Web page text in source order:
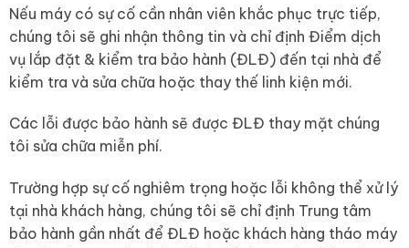
Nếu máy có sự cố cần nhân viên khắc phục trực tiếp,
chúng tôi sẽ ghi nhận thông tin và chỉ định Điểm dịch
vụ lắp đặt & kiểm tra bảo hành (ĐLĐ) đến tại nhà để
kiểm tra và sửa chữa hoặc thay thế linh kiện mới.
Các lỗi được bảo hành sẽ được ĐLĐ thay mặt chúng
tôi sửa chữa miễn phí.
Trường hợp sự cố nghiêm trọng hoặc lỗi không thể xử lý
tại nhà khách hàng, chúng tôi sẽ chỉ định Trung tâm
bảo hành gần nhất để ĐLĐ hoặc khách hàng tháo máy